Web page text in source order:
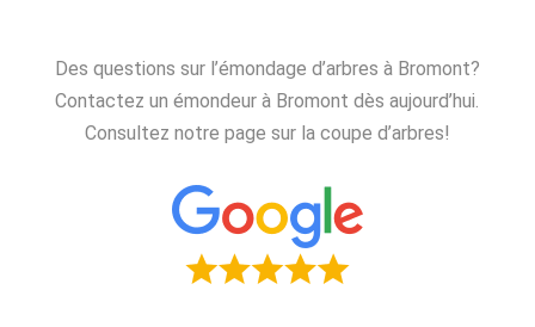
Des questions sur l’émondage d’arbres à Bromont?
Contactez un émondeur à Bromont dès aujourd’hui.
Consultez notre page sur la coupe d’arbres!